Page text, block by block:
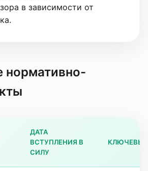
в зависимости от
нормативно-
ДАТА
ВСТУПЛЕНИЯ В
СИЛУ
КЛЮЧЕВЫЕ